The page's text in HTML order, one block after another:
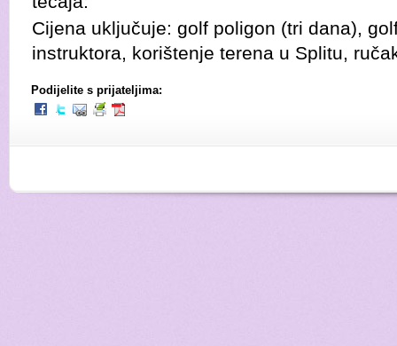
Cijena uključuje: golf poligon (tri dana),
instruktora, korištenje terena u Splitu,
Podijelite s prijateljima: